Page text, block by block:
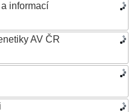
informací
AV ČR